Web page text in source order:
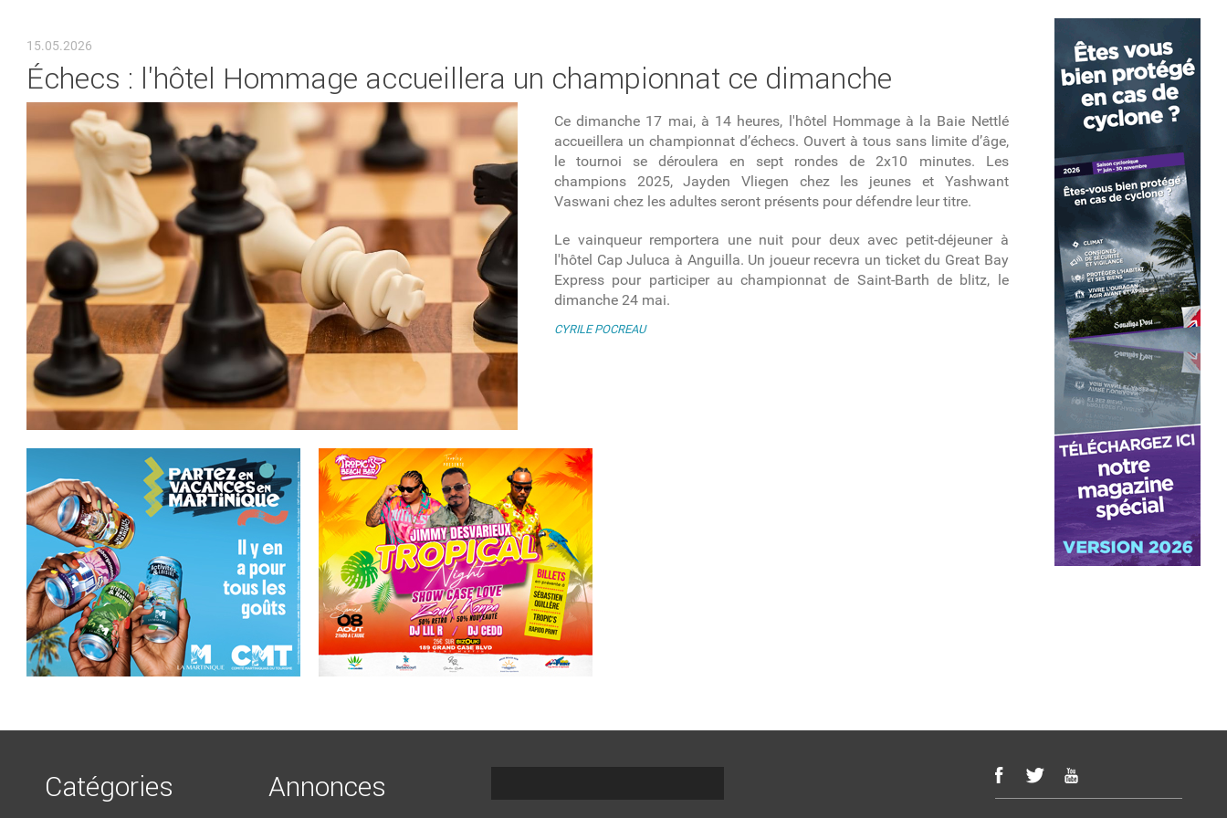
15.05.2026
Échecs : l'hôtel Hommage accueillera un championnat ce dimanche
Ce dimanche 17 mai,à 14 heures, l'hôtel Hommage à la Baie Nettlé
accueillera un championnat d’échecs. Ouvert à tous sans limite d’âge,
le tournoi se déroulera en sept rondes de 2x10 minutes. Les
champions 2025, Jayden Vliegen chez les jeunes et Yashwant
Vaswani chez les adultes seront présents pour défendre leur titre.
Le vainqueur remportera une nuit pour deux avec petit-déjeunerà
l'hôtel Cap Juluca à Anguilla. Un joueur recevra un ticket du Great Bay
Express pour participer au championnat de Saint-Barth de blitz, le
dimanche 24 mai.
CYRILE POCREAU
Catégories Annonces